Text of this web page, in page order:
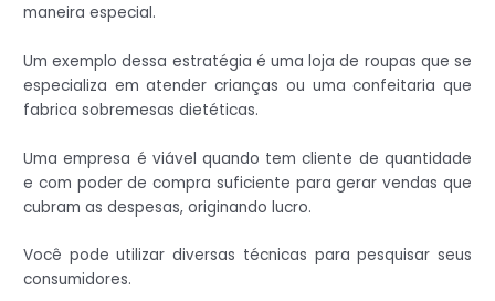
maneira especial.
Um exemplo dessa estratégia é uma loja de roupas que se
especializa em atender crianças ou uma confeitaria que
fabrica sobremesas dietéticas.
Uma empresa é viável quando tem cliente de quantidade
e com poder de compra suficiente para gerar vendas que
cubram as despesas, originando lucro.
Você pode utilizar diversas técnicas para pesquisar seus
consumidores.